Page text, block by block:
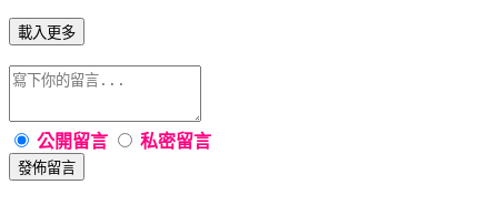
載入更多
公開留言 私密留言
發佈留言